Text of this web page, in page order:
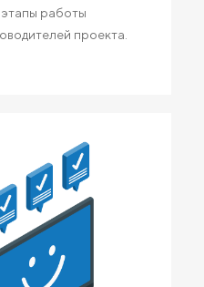
этапы работы
проекта.